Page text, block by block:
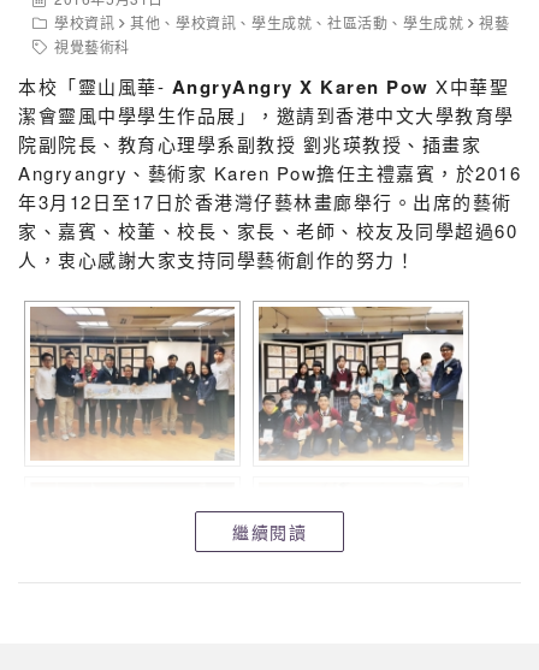
學校資訊
其他 、學校資訊 、學生成就 、社區活動 、學生成就
視藝
視覺藝術科
本校「靈山風華- AngryAngry X Karen Pow X中華聖
潔會靈風中學學生作品展」，邀請到香港中文大學教育學
院副院長、教育心理學系副教授 劉兆瑛教授、插畫家
Angryangry、藝術家 Karen Pow擔任主禮嘉賓，於2016
年3月12日至17日於香港灣仔藝林畫廊舉行。出席的藝術
家、嘉賓、校董、校長、家長、老師、校友及同學超過60
人，衷心感謝大家支持同學藝術創作的努力！
繼續閱讀